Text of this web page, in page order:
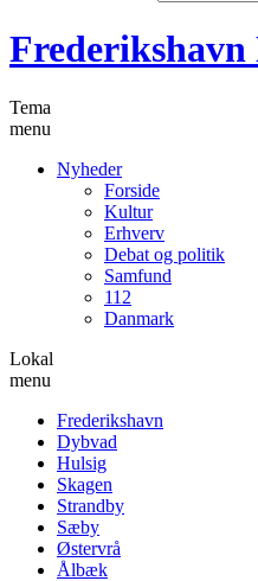
Frederikshavn
Tema
menu
Nyheder
Forside
Kultur
Erhverv
Debat og politik
Samfund
112
Danmark
Lokal
menu
Frederikshavn
Dybvad
Hulsig
Skagen
Strandby
Sæby
Østervrå
Ålbæk